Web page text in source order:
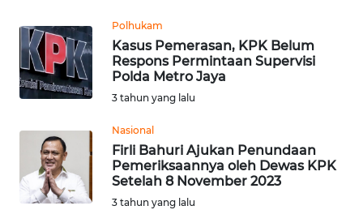
Polhukam
Kasus Pemerasan, KPK Belum
Respons Permintaan Supervisi
Polda Metro Jaya
3 tahun yang lalu
Nasional
Firli Bahuri Ajukan Penundaan
Pemeriksaannya oleh Dewas KPK
Setelah 8 November 2023
3 tahun yang lalu
WN
PADANG
LAWAS
SUMEDANG
WN
CIANJUR